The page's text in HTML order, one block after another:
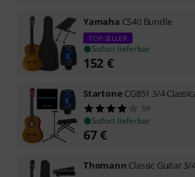
Yamaha CS40 Bundle
TOP-SELLER
Sofort lieferbar
152 €
Startone CG851 3/4
59
Sofort lieferbar
67€
Thomann Classic Guitar